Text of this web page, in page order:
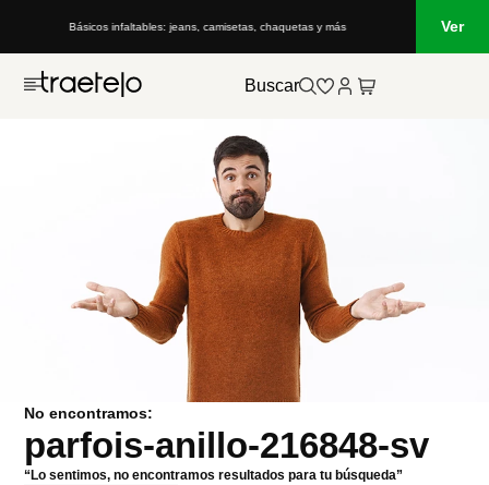
Básicos infaltables: jeans, camisetas, chaquetas y más Ver
Buscar
No encontramos:
parfois-anillo-216848-sv
“Lo sentimos, no encontramos resultados para tu búsqueda”